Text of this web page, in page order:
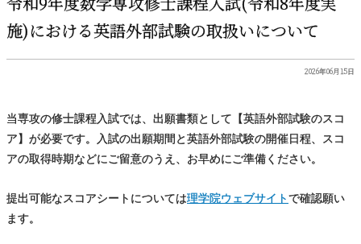
施)における英語外部試験の取扱いについて
2026年06月15日
当専攻の修士課程入試では、出願書類として【英語外部試験のスコ
ア】が必要です。入試の出願期間と英語外部試験の開催日程、スコ
アの取得時期などにご留意のうえ、お早めにご準備ください。
提出可能なスコアシートについては理学院ウェブサイトで確認願い
ます。